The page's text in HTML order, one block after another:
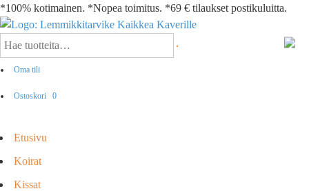
*100% kotimainen. *Nopea toimitus. *69 € tilaukset postikuluitta.
Oma tili
Ostoskori 0
Etusivu
Koirat
Kissat